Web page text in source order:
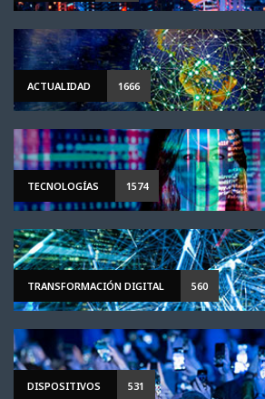
ACTUALIDAD 1666
TECNOLOGÍAS 1574
TRANSFORMACIÓN DIGITAL 560
DISPOSITIVOS 531